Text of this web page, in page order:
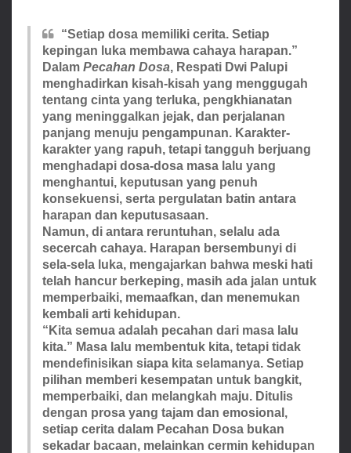
“Setiap dosa memiliki cerita. Setiap
kepingan luka membawa cahaya harapan.”
Dalam Pecahan Dosa, Respati Dwi Palupi
menghadirkan kisah-kisah yang menggugah
tentang cinta yang terluka, pengkhianatan
yang meninggalkan jejak, dan perjalanan
panjang menuju pengampunan. Karakter-
karakter yang rapuh, tetapi tangguh berjuang
menghadapi dosa-dosa masa lalu yang
menghantui, keputusan yang penuh
konsekuensi, serta pergulatan batin antara
harapan dan keputusasaan.
Namun, di antara reruntuhan, selalu ada
secercah cahaya. Harapan bersembunyi di
sela-sela luka, mengajarkan bahwa meski hati
telah hancur berkeping, masih ada jalan untuk
memperbaiki, memaafkan, dan menemukan
kembali arti kehidupan.
“Kita semua adalah pecahan dari masa lalu
kita.” Masa lalu membentuk kita, tetapi tidak
mendefinisikan siapa kita selamanya. Setiap
pilihan memberi kesempatan untuk bangkit,
memperbaiki, dan melangkah maju. Ditulis
dengan prosa yang tajam dan emosional,
setiap cerita dalam Pecahan Dosa bukan
sekadar bacaan, melainkan cermin kehidupan